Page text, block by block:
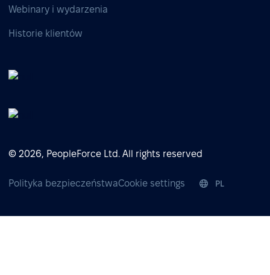
Webinary i wydarzenia
Historie klientów
© 2026, PeopleForce Ltd. All rights reserved
Polityka bezpieczeństwaCookie settings PL